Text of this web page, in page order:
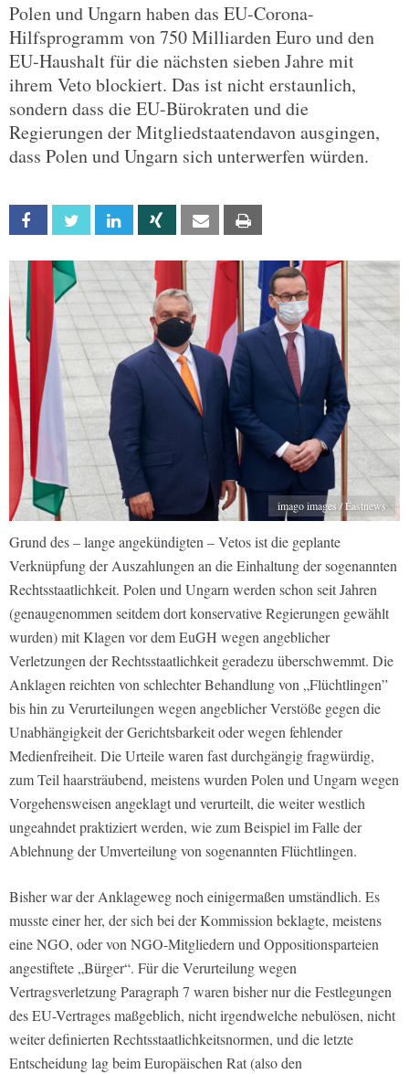
Polen und Ungarn haben das EU-Corona-
Hilfsprogramm von 750 Milliarden Euro und den
EU-Haushalt für die nächsten sieben Jahre mit
ihrem Veto blockiert. Das ist nicht erstaunlich,
sondern dass die EU-Bürokraten und die
Regierungen der Mitgliedstaatendavon ausgingen,
dass Polen und Ungarn sich unterwerfen würden.
Facebook Twitter Linkedin Xing Email
imago images / Eastnews
Grund des – lange angekündigten – Vetos ist die geplante
Verknüpfung der Auszahlungen an die Einhaltung der sogenannten
Rechtsstaatlichkeit. Polen und Ungarn werden schon seit Jahren
(genaugenommen seitdem dort konservative Regierungen gewählt
wurden) mit Klagen vor dem EuGH wegen angeblicher
Verletzungen der Rechtsstaatlichkeit geradezu überschwemmt. Die
Anklagen reichten von schlechter Behandlung von „Flüchtlingen”
bis hin zu Verurteilungen wegen angeblicher Verstöße gegen die
Unabhängigkeit der Gerichtsbarkeit oder wegen fehlender
Medienfreiheit. Die Urteile waren fast durchgängig fragwürdig,
zum Teil haarsträubend, meistens wurden Polen und Ungarn wegen
Vorgehensweisen angeklagt und verurteilt, die weiter westlich
ungeahndet praktiziert werden, wie zum Beispiel im Falle der
Ablehnung der Umverteilung von sogenannten Flüchtlingen.
Bisher war der Anklageweg noch einigermaßen umständlich. Es
musste einer her, der sich bei der Kommission beklagte, meistens
eine NGO, oder von NGO-Mitgliedern und Oppositionsparteien
angestiftete „Bürger“. Für die Verurteilung wegen
Vertragsverletzung Paragraph 7 waren bisher nur die Festlegungen
des EU-Vertrages maßgeblich, nicht irgendwelche nebulösen, nicht
weiter definierten Rechtsstaatlichkeitsnormen, und die letzte
Entscheidung lag beim Europäischen Rat (also den